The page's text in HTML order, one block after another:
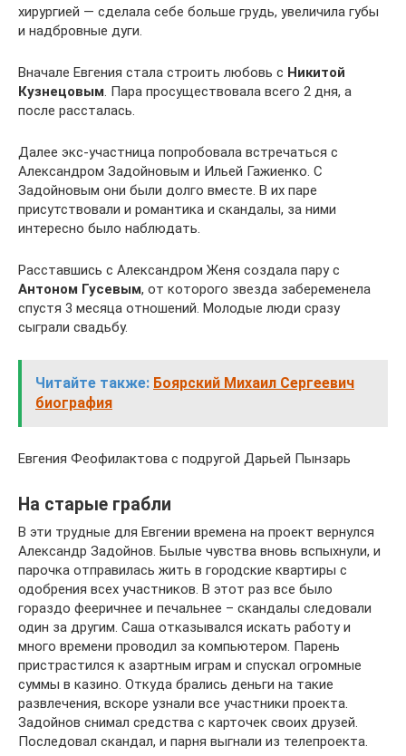
хирургией — сделала себе больше грудь, увеличила губы
и надбровные дуги.
Вначале Евгения стала строить любовь с Никитой
Кузнецовым. Пара просуществовала всего 2 дня, а
после рассталась.
Далее экс-участница попробовала встречаться с
Александром Задойновым и Ильей Гажиенко. С
Задойновым они были долго вместе. В их паре
присутствовали и романтика и скандалы, за ними
интересно было наблюдать.
Расставшись с Александром Женя создала пару с
Антоном Гусевым, от которого звезда забеременела
спустя 3 месяца отношений. Молодые люди сразу
сыграли свадьбу.
Читайте также: Боярский Михаил Сергеевич
биография
Евгения Феофилактова с подругой Дарьей Пынзарь
На старые грабли
В эти трудные для Евгении времена на проект вернулся
Александр Задойнов. Былые чувства вновь вспыхнули, и
парочка отправилась жить в городские квартиры с
одобрения всех участников. В этот раз все было
гораздо фееричнее и печальнее – скандалы следовали
один за другим. Саша отказывался искать работу и
много времени проводил за компьютером. Парень
пристрастился к азартным играм и спускал огромные
суммы в казино. Откуда брались деньги на такие
развлечения, вскоре узнали все участники проекта.
Задойнов снимал средства с карточек своих друзей.
Последовал скандал, и парня выгнали из телепроекта.